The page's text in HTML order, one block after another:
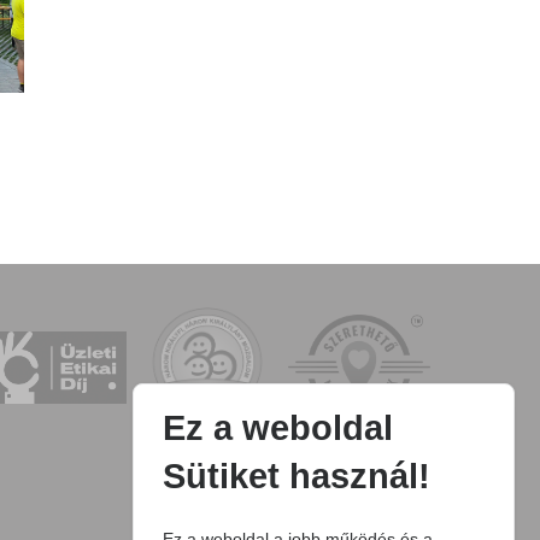
Ez a weboldal
Sütiket használ!